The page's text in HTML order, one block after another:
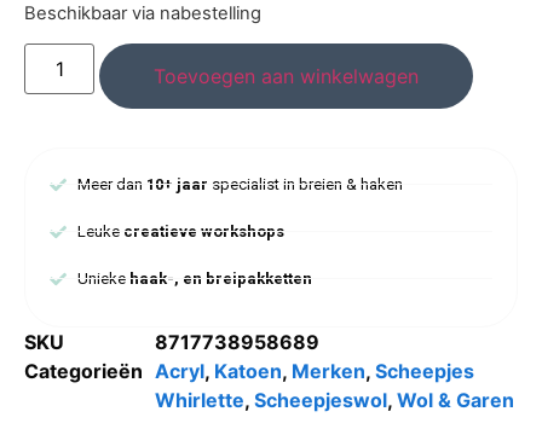
Beschikbaar via nabestelling
Toevoegen aan winkelwagen
Meer dan 10+ jaar specialist in breien & haken
Leuke creatieve workshops
Uniekehaak-, en breipakketten
SKU
8717738958689
Categorieën Acryl, Katoen, Merken, Scheepjes
Whirlette, Scheepjeswol, Wol & Garen